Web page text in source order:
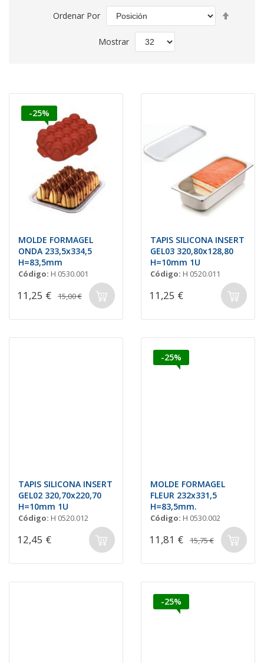
Ordenar Por
Mostrar
-25%
MOLDE FORMAGEL
ONDA 233,5x334,5
H=83,5mm
Código: H 0530.001
11,25 € 15,00 €
TAPIS SILICONA INSERT
GEL03 320,80x128,80
H=10mm 1U
Código: H 0520.011
11,25 €
TAPIS SILICONA INSERT
GEL02 320,70x220,70
H=10mm 1U
Código: H 0520.012
12,45 €
-25%
MOLDE FORMAGEL
FLEUR 232x331,5
H=83,5mm.
Código: H 0530.002
11,81 € 15,75 €
-25%